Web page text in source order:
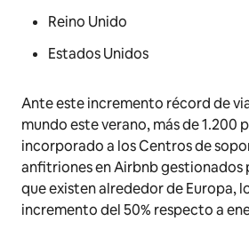
Reino Unido
Estados Unidos
Ante este incremento récord de
mundo este verano, más de 1.200
incorporado a los Centros de
anfitriones en Airbnb gestionados
que existen alrededor de Europa,
incremento del 50% respecto a